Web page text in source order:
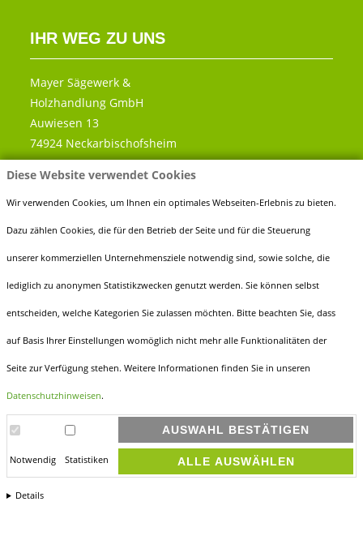
Diese Website verwendet Cookies
Wir verwenden Cookies, um Ihnen ein optimales Webseiten-Erlebnis zu bieten.
Dazu zählen Cookies, die für den Betrieb der Seite und für die Steuerung
unserer kommerziellen Unternehmensziele notwendig sind, sowie solche, die
lediglich zu anonymen Statistikzwecken genutzt werden. Sie können selbst
entscheiden, welche Kategorien Sie zulassen möchten. Bitte beachten Sie, dass
auf Basis Ihrer Einstellungen womöglich nicht mehr alle Funktionalitäten der
Seite zur Verfügung stehen. Weitere Informationen finden Sie in unseren
Datenschutzhinweisen.
Notwendig Statistiken
AUSWAHL BESTÄTIGEN
ALLE AUSWÄHLEN
Details
IHR WEG ZU UNS
Mayer Sägewerk &
Holzhandlung GmbH
Auwiesen 13
74924 Neckarbischofsheim
Telefon:0 72 63 - 91 89 60
Fax:0 72 63 - 91 89 666
E-Mail:info@holz-mayer.de
ÖFFNUNGSZEITEN
Montag bis Freitag
13.00 - 17.00 Uhr